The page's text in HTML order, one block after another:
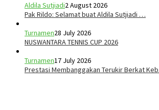
Aldila Sutjiadi2 August 2026
Pak Rildo: Selamat buat Aldila Sutjiadi …
Turnamen28 July 2026
NUSWANTARA TENNIS CUP 2026
Turnamen17 July 2026
Prestasi Membanggakan Terukir Berkat